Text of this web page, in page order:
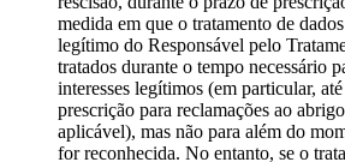
medida em que o tratamento de
legítimo do Responsável pelo
tratados durante o tempo necessário
interesses legítimos (em particular,
prescrição para reclamações ao
aplicável), mas não para além do
for reconhecida. No entanto, se o